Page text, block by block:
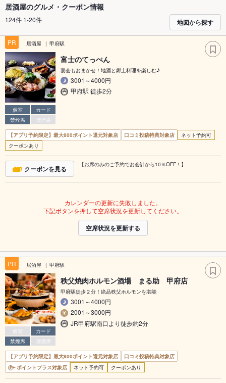
居酒屋のグルメ・クーポン情報
124件 1-20件 地図から探す
PR 居酒屋 甲府駅
個室
カード
禁煙席
喫煙席
富士のてっぺん
宴会もおまかせ！地酒と郷土料理を楽しむ♪
3001～4000円
甲府駅 徒歩2分
【アプリ予約限定】最大800ポイント還元対象店 口コミ投稿特典対象店
ネット予約可
クーポンあり
クーポンを見る 【お席のみのご予約でお会計から10％OFF！】
カレンダーの更新に失敗しました。
下記ボタンを押して空席状況を更新してください。
空席状況を更新する
PR 居酒屋 甲府駅
個室
カード
禁煙席
喫煙席
秩父焼肉ホルモン酒場 まる助 甲府店
甲府駅徒歩２分！絶品秩父ホルモンを堪能
3001～4000円
2001～3000円
JR甲府駅南口より徒歩約2分
【アプリ予約限定】最大800ポイント還元対象店
口コミ投稿特典対象店
ポイントプラス対象店
ネット予約可 クーポンあり